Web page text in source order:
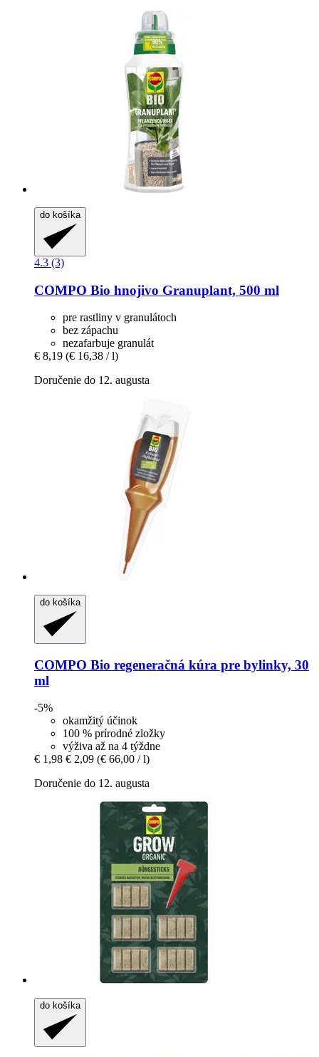
do košíka
4.3 (3)
COMPO Bio hnojivo Granuplant, 500 ml
pre rastliny v granulátoch
bez zápachu
nezafarbuje granulát
€ 8,19 (€ 16,38 / l)
Doručenie do 12. augusta
do košíka
COMPO Bio regeneračná kúra pre bylinky, 30
ml
-5%
okamžitý účinok
100 % prírodné zložky
výživa až na 4 týždne
€ 1,98 € 2,09 (€ 66,00 / l)
Doručenie do 12. augusta
do košíka